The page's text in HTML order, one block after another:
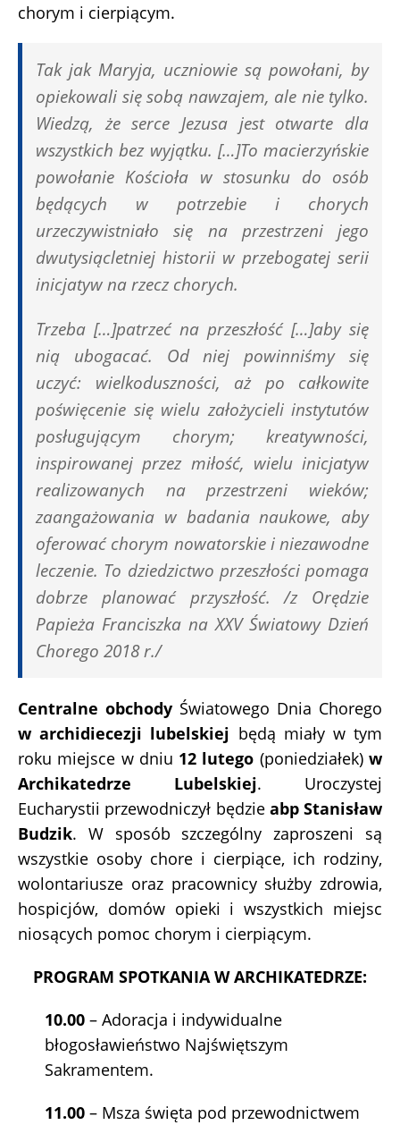
chorym i cierpiącym.
Tak jak Maryja, uczniowie są powołani, by
opiekowali się sobą nawzajem, ale nie tylko.
Wiedzą, że serce Jezusa jest otwarte dla
wszystkich bez wyjątku. […]To macierzyńskie
powołanie Kościoła w stosunku do osób
będących w potrzebie i chorych
urzeczywistniało się na przestrzeni jego
dwutysiącletniej historii w przebogatej serii
inicjatyw na rzecz chorych.
Trzeba […]patrzeć na przeszłość […]aby się
nią ubogacać. Od niej powinniśmy się
uczyć: wielkoduszności, aż po całkowite
poświęcenie się wielu założycieli instytutów
posługującym chorym; kreatywności,
inspirowanej przez miłość, wielu inicjatyw
realizowanych na przestrzeni wieków;
zaangażowania w badania naukowe, aby
oferować chorym nowatorskie i niezawodne
leczenie. To dziedzictwo przeszłości pomaga
dobrze planować przyszłość. /z Orędzie
Papieża Franciszka na XXV Światowy Dzień
Chorego 2018 r./
Centralne obchody Światowego Dnia Chorego
w archidiecezji lubelskiej będą miały w tym
roku miejsce w dniu 12 lutego (poniedziałek)w
Archikatedrze Lubelskiej. Uroczystej
Eucharystii przewodniczył będzie abp Stanisław
Budzik. W sposób szczególny zaproszeni są
wszystkie osoby chore i cierpiące, ich rodziny,
wolontariusze oraz pracownicy służby zdrowia,
hospicjów, domów opieki i wszystkich miejsc
niosących pomoc chorym i cierpiącym.
PROGRAM SPOTKANIA W ARCHIKATEDRZE:
10.00 – Adoracja i indywidualne
błogosławieństwo Najświętszym
Sakramentem.
11.00 – Msza święta pod przewodnictwem